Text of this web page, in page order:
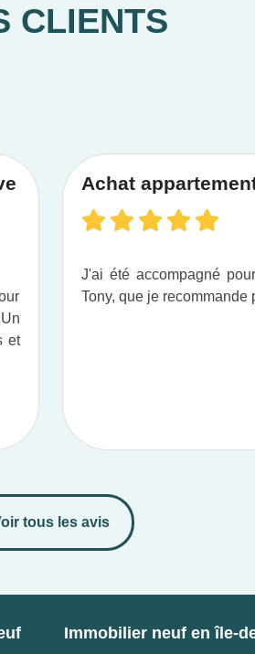
CLIENTS
et
Achat
J'ai été accompagné
Tony, que je
tous les avis
Immobilier neuf en île-